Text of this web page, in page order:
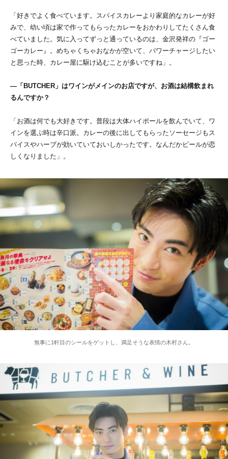
「好きでよく食べています。スパイスカレーより家庭的なカレーが好
みで、幼い頃は家で作ってもらったカレーをおかわりしてたくさん食
べていました。気に入ってずっと通っているのは、金沢発祥の『ゴー
ゴーカレー』。めちゃくちゃおなかが空いて、パワーチャージしたい
と思った時、カレー屋に駆け込むことが多いですね」。
―「BUTCHER」はワインがメインのお店ですが、お酒は結構飲まれ
るんですか？
「お酒は何でも大好きです。普段は大体ハイボールを飲んでいて、ワ
インを選ぶ時は辛口派。カレーの後に出してもらったソーセージもス
パイスやハーブが効いていておいしかったです。なんだかビールが恋
しくなりました」。
無事に1軒目のシールをゲットし、満足そうな表情の木村さん。